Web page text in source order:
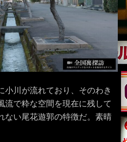
小川が流れており、そのわき
流で粋な空間を現在に残して
ない尾花遊郭の特徴だ。素晴